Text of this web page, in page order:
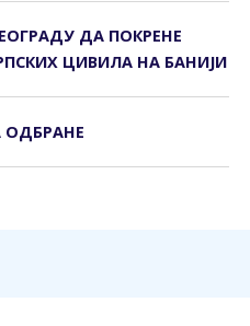
ДА ПОКРЕНЕ
ЦИВИЛА НА БАНИЈИ
ОДБРАНЕ